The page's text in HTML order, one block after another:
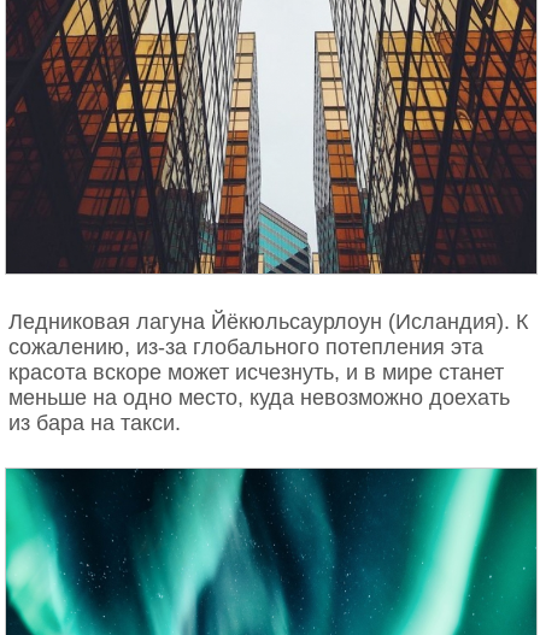
Ледниковая лагуна Йёкюльсаурлоун (Исландия). К
сожалению, из-за глобального потепления эта
красота вскоре может исчезнуть, и в мире станет
меньше на одно место, куда невозможно доехать
из бара на такси.